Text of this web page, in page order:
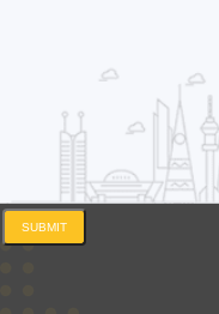
SUBMIT